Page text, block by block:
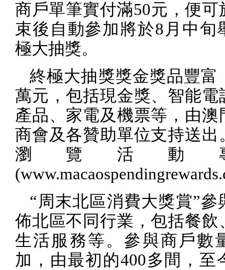
商戶單筆實付滿50元，便可
束後自動參加將於8 月中旬
極大抽獎。
終極大抽獎獎金獎品豐富
萬元，包括現金獎、智能電
產品、家電及機票等，由澳
商會及各贊助單位支持送出
瀏覽活動
“周末北區消費大獎賞”參
佈北區不同行業，包括餐飲
生活服務等。參與商戶數
加，由最初的400多間，至